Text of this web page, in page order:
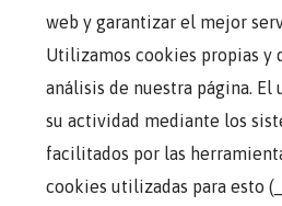
web y garantizar el mejor
Utilizamos cookies propias y
análisis de nuestra página.
su actividad mediante los
facilitados por las
cookies utilizadas para esto